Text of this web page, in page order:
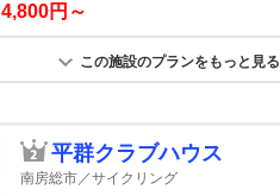
4,800円～
この施設のプランをもっと見る
平群クラブハウス
南房総市／サイクリング